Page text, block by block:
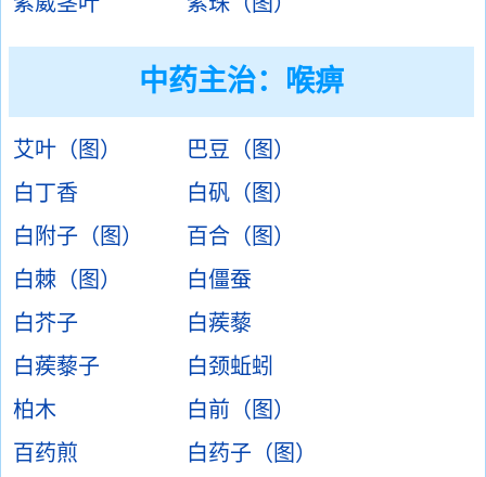
中药主治： 喉痹
艾叶（图）
巴豆（图）
白丁香
白矾（图）
白附子（图）
百合（图）
白棘（图）
白僵蚕
白芥子
白蒺藜
白蒺藜子
白颈蚯蚓
柏木
白前（图）
百药煎
白药子（图）